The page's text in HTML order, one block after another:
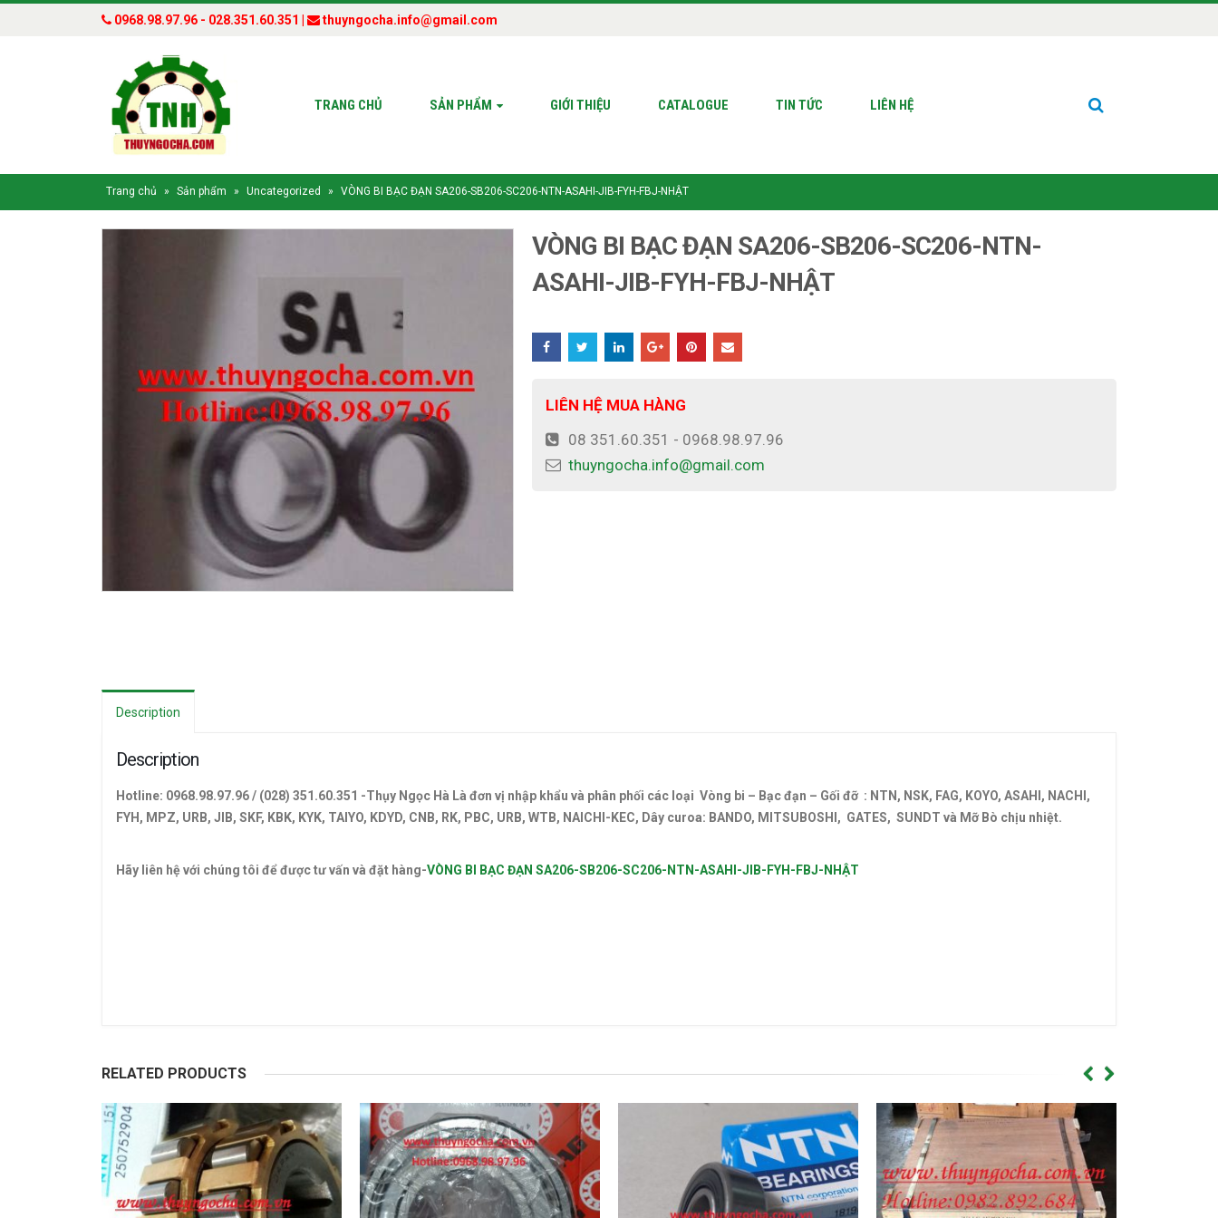
0968.98.97.96 - 028.351.60.351 | thuyngocha.info@gmail.com
TRANG CHỦ SẢN PHẨM GIỚI THIỆU CATALOGUE TIN TỨC LIÊN HỆ
Trang chủ » Sản phẩm » Uncategorized » VÒNG BI BẠC ĐẠN SA206-SB206-SC206-NTN-ASAHI-JIB-FYH-FBJ-NHẬT
VÒNG BI BẠC ĐẠN SA206-SB206-SC206-NTN-
ASAHI-JIB-FYH-FBJ-NHẬT
LIÊN HỆ MUA HÀNG
08 351.60.351 - 0968.98.97.96
thuyngocha.info@gmail.com
Description
Description
Hotline: 0968.98.97.96 / (028) 351.60.351 -Thụy Ngọc Hà Là đơn vị nhập khẩu và phân phối các loại Vòng bi – Bạc đạn – Gối đỡ : NTN, NSK, FAG, KOYO, ASAHI, NACHI,
FYH, MPZ, URB, JIB, SKF, KBK, KYK, TAIYO, KDYD, CNB, RK, PBC, URB, WTB, NAICHI-KEC, Dây curoa: BANDO, MITSUBOSHI, GATES, SUNDT và Mỡ Bò chịu nhiệt.
Hãy liên hệ với chúng tôi để được tư vấn và đặt hàng-VÒNG BI BẠC ĐẠN SA206-SB206-SC206-NTN-ASAHI-JIB-FYH-FBJ-NHẬT-CATALOGUE VÒNG BI,CATALOGUE GỐI
RELATED PRODUCTS